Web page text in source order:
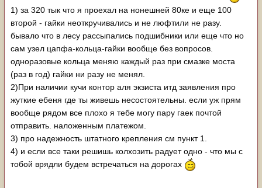
1) за 320 тык что я проехал на нонешней 80ке и еще 100
второй - гайки неоткручивались и не люфтили не разу.
бывало что в лесу рассыпались подшибники или еще что но
сам узел цапфа-кольца-гайки вообще без вопросов.
одноразовые кольца меняю каждый раз при смазке моста
(раз в год) гайки ни разу не менял.
2)При наличии кучи контор аля экзиста итд заявления про
жуткие ебеня где ты живешь несостоятельны. если уж прям
вообще рядом все плохо я тебе могу пару гаек почтой
отправить. наложенным платежом.
3) про надежность штатного крепления см пункт 1.
4) и если все таки решишь колхозить радует одно - что мы с
тобой врядли будем встречаться на дорогах